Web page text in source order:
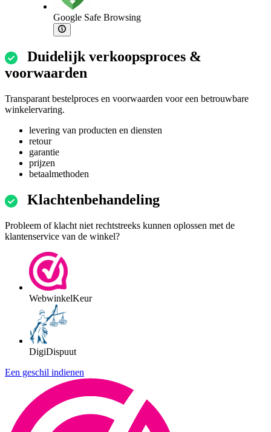
Google Safe Browsing
Duidelijk verkoopsproces &
voorwaarden
Transparant bestelproces en voorwaarden voor een betrouwbare
winkelervaring.
levering van producten en diensten
retour
garantie
prijzen
betaalmethoden
Klachtenbehandeling
Probleem of klacht niet rechtstreeks kunnen oplossen met de
klantenservice van de winkel?
WebwinkelKeur
DigiDispuut
Een geschil indienen